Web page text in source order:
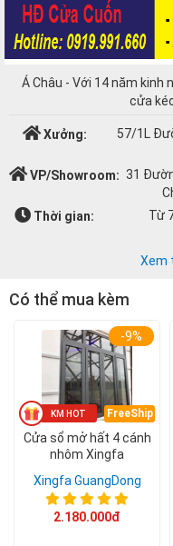
Á Châu - Với 14 năm kinh
cửa
Xưởng:
57/1L
VP/Showroom: 31
Thời gian:
Từ
Xem
Chat với Á CHÂU:
Á CHÂU
0938786826
Có thể mua kèm
FreeShip
-9%
Cửa sổ mở hất 4 cánh
nhôm Xingfa
Xingfa GuangDong
2.180.000đ